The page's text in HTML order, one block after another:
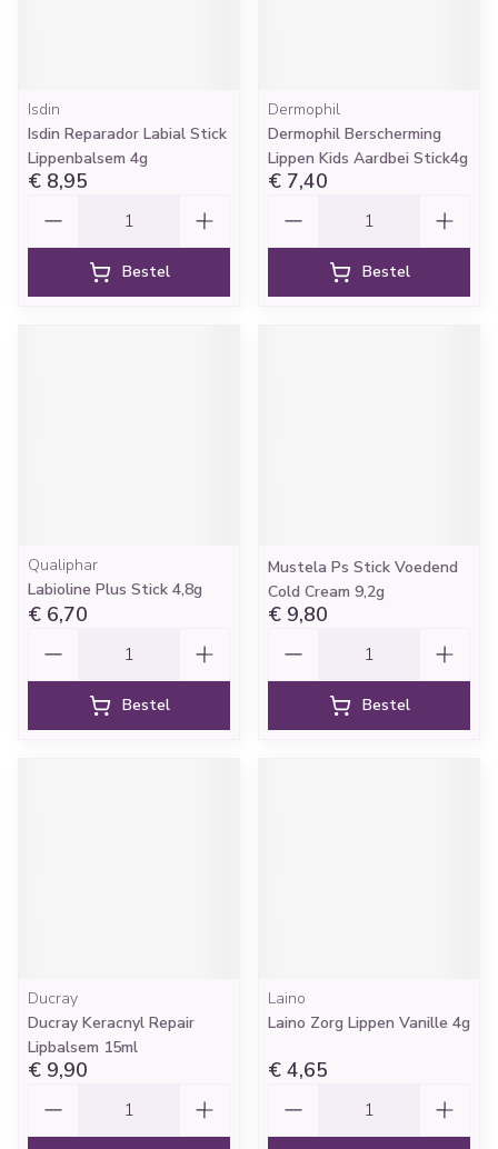
Isdin
Isdin Reparador Labial Stick
Lippenbalsem 4g
€ 8,95
Bestel
Dermophil
Dermophil Berscherming
Lippen Kids Aardbei Stick4g
€ 7,40
Bestel
Qualiphar
Labioline Plus Stick 4,8g
€ 6,70
Bestel
Mustela Ps Stick Voedend
Cold Cream 9,2g
€ 9,80
Bestel
Ducray
Ducray Keracnyl Repair
Lipbalsem 15ml
€ 9,90
Laino
Laino Zorg Lippen Vanille 4g
€ 4,65